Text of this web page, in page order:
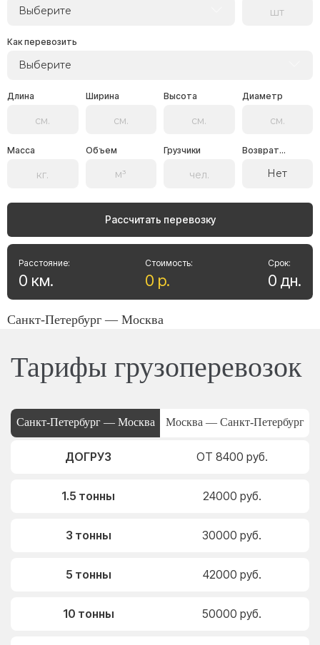
Выберите
Как перевозить
Выберите
Длина Ширина Высота Диаметр
Масса Объем Грузчики Возврат...
Нет
Рассчитать перевозку
Стоимость:
0 р.
Расстояние:
0 км.
Срок:
0 дн.
Санкт-Петербург — Москва
Тарифы грузоперевозок
Санкт-Петербург — Москва Москва — Санкт-Петербург
ДОГРУЗ ОТ 8400 руб.
1.5 тонны 24000 руб.
3 тонны 30000 руб.
5 тонны 42000 руб.
10 тонны 50000 руб.